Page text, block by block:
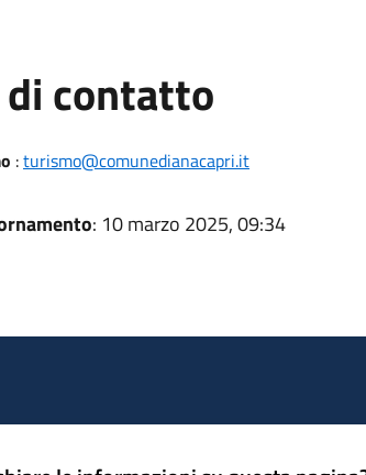
contatto
:turismo@comunedianacapri.it
: 10 marzo 2025, 09:34